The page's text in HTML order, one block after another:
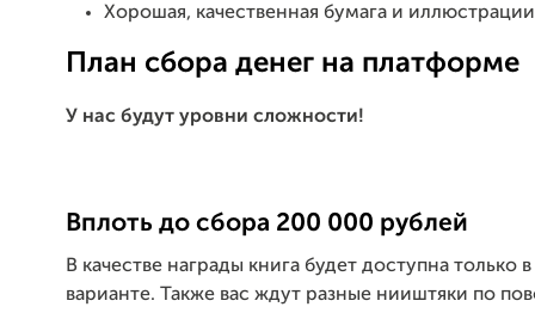
Хорошая, качественная бумага и иллюстрации
План сбора денег на платформе
У нас будут уровни сложности!
Вплоть до сбора 200 000 рублей
В качестве награды книга будет доступна только
варианте. Также вас ждут разные нииштяки по